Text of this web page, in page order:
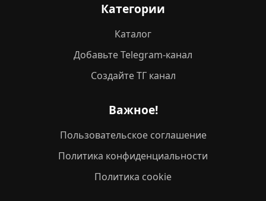
Категории
Каталог
Добавьте Telegram-канал
Создайте ТГ канал
Важное!
Пользовательское соглашение
Политика конфиденциальности
Политика cookie